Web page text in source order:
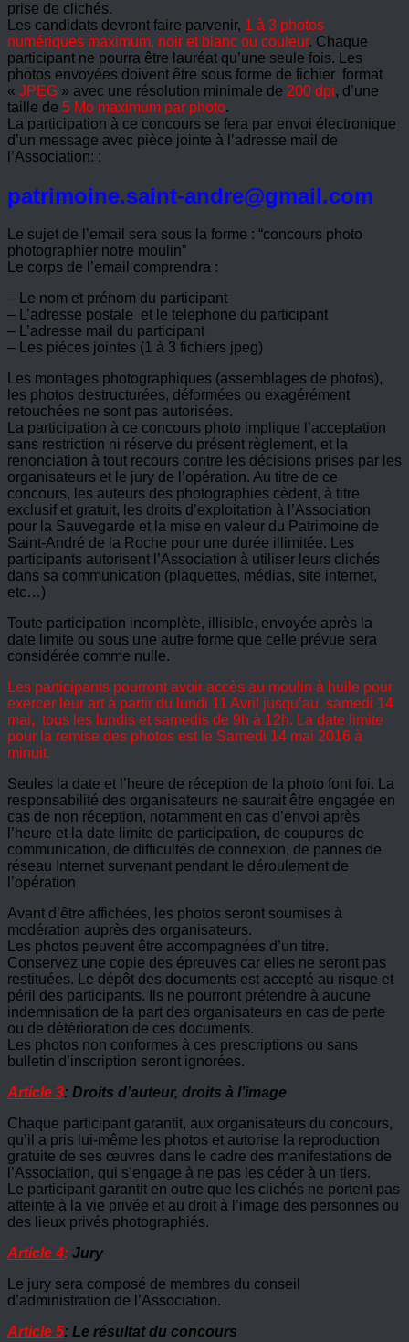
prise de clichés.
Les candidats devront faire parvenir, 1 à 3 photos
numériques maximum, noir et blanc ou couleur. Chaque
participant ne pourra être lauréat qu’une seule fois. Les
photos envoyées doivent être sous forme de fichier format
« JPEG » avec une résolution minimale de 200 dpi, d’une
taille de 5 Mo maximum par photo.
La participation à ce concours se fera par envoi électronique
d’un message avec pièce jointe à l’adresse mail de
l’Association: :
patrimoine.saint-andre@gmail.com
Le sujet de l’email sera sous la forme : “concours photo
photographier notre moulin”
Le corps de l’email comprendra :
– Le nom et prénom du participant
– L’adresse postale et le telephone du participant
– L’adresse mail du participant
– Les piéces jointes (1 à 3 fichiers jpeg)
Les montages photographiques (assemblages de photos),
les photos destructurées, déformées ou exagérément
retouchées ne sont pas autorisées.
La participation à ce concours photo implique l’acceptation
sans restriction ni réserve du présent règlement, et la
renonciation à tout recours contre les décisions prises par les
organisateurs et le jury de l’opération. Au titre de ce
concours, les auteurs des photographies cèdent, à titre
exclusif et gratuit, les droits d’exploitation à l’Association
pour la Sauvegarde et la mise en valeur du Patrimoine de
Saint-André de la Roche pour une durée illimitée. Les
participants autorisent l’Association à utiliser leurs clichés
dans sa communication (plaquettes, médias, site internet,
etc…)
Toute participation incomplète, illisible, envoyée après la
date limite ou sous une autre forme que celle prévue sera
considérée comme nulle.
Les participants pourront avoir accès au moulin à huile pour
exercer leur art à partir du lundi 11 Avril jusqu’au samedi 14
mai, tous les lundis et samedis de 9h à 12h. La date limite
pour la remise des photos est le Samedi 14 mai 2016 à
minuit.
Seules la date et l’heure de réception de la photo font foi. La
responsabilité des organisateurs ne saurait être engagée en
cas de non réception, notamment en cas d’envoi après
l’heure et la date limite de participation, de coupures de
communication, de difficultés de connexion, de pannes de
réseau Internet survenant pendant le déroulement de
l’opération
Avant d’être affichées, les photos seront soumises à
modération auprès des organisateurs.
Les photos peuvent être accompagnées d’un titre.
Conservez une copie des épreuves car elles ne seront pas
restituées. Le dépôt des documents est accepté au risque et
péril des participants. Ils ne pourront prétendre à aucune
indemnisation de la part des organisateurs en cas de perte
ou de détérioration de ces documents.
Les photos non conformes à ces prescriptions ou sans
bulletin d’inscription seront ignorées.
Article 3: Droits d’auteur, droits à l’image
Chaque participant garantit, aux organisateurs du concours,
qu’il a pris lui-même les photos et autorise la reproduction
gratuite de ses œuvres dans le cadre des manifestations de
l’Association, qui s’engage à ne pas les céder à un tiers.
Le participant garantit en outre que les clichés ne portent pas
atteinte à la vie privée et au droit à l’image des personnes ou
des lieux privés photographiés.
Article 4: Jury
Le jury sera composé de membres du conseil
d’administration de l’Association.
Article 5: Le résultat du concours